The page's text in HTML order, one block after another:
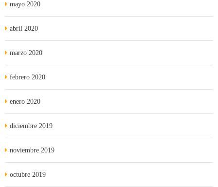
mayo 2020
abril 2020
marzo 2020
febrero 2020
enero 2020
diciembre 2019
noviembre 2019
octubre 2019